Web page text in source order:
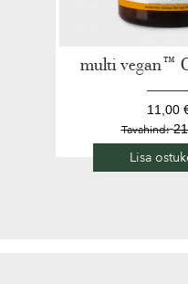
multi vegan™
11,00
Tavahind:
Lisa